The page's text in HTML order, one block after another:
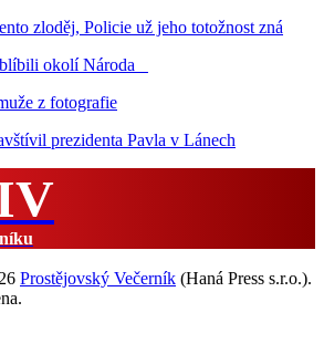
zloděj, Policie už jeho totožnost zná
okolí Národa
z fotografie
prezidenta Pavla v Lánech
Prostějovský Večerník (Haná Press s.r.o.).